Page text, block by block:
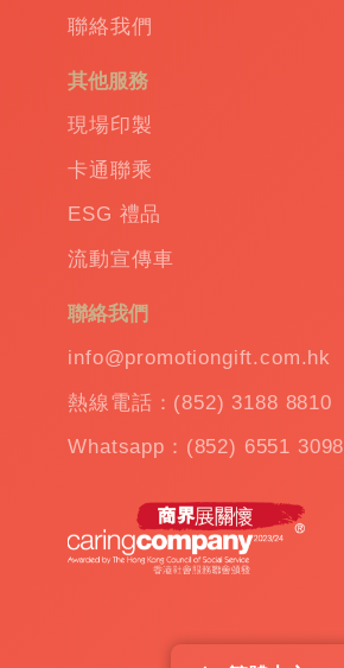
聯絡我們
其他服務
現場印製
卡通聯乘
ESG 禮品
流動宣傳車
聯絡我們
info@promotiongift.com.hk
熱線電話：(852) 3188 8810
Whatsapp：(852) 6551 3098